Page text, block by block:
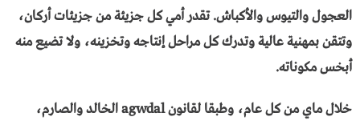
العجول والتيوس والأكباش. تقدر أمي كل جزيئة من جزيئات أركان،
وتتقن بمهنية عالية وتدرك كل مراحل إنتاجه وتخزينه، ولا تضيع منه
أبخس مكوناته.
خلال ماي من كل عام، وطبقا لقانون agwdal الخالد والصارم،